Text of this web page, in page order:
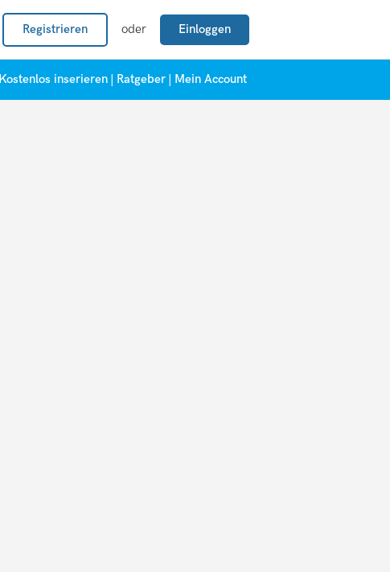
Registrieren oder Einloggen
Kostenlos inserieren Ratgeber Mein Account